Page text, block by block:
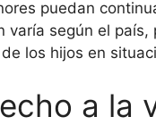
puedan
según el país,
los hijos en
a la